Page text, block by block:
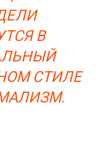
В
СТИЛЕ